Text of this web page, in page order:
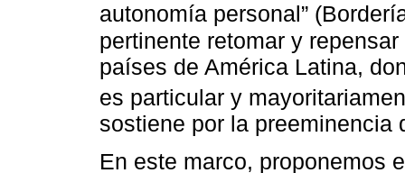
autonomía personal”
pertinente retomar y
países de América Latina,
es particular y
sostiene por la preeminencia
En este marco, proponemos